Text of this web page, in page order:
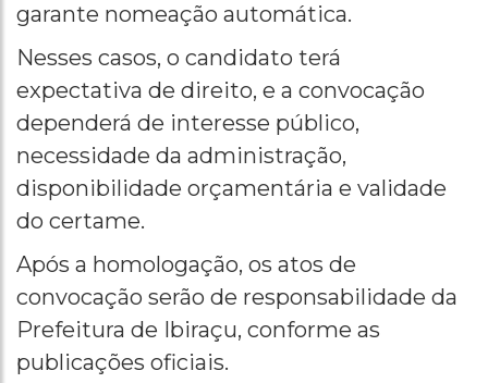
garante nomeação automática.
Nesses casos, o candidato terá
expectativa de direito, e a convocação
dependerá de interesse público,
necessidade da administração,
disponibilidade orçamentária e validade
do certame.
Após a homologação, os atos de
convocação serão de responsabilidade da
Prefeitura de Ibiraçu, conforme as
publicações oficiais.